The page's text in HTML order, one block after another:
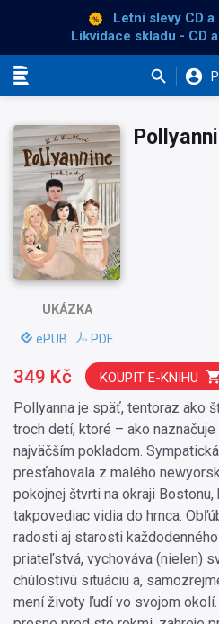
Letní slevy CD a
Likvidace skladu - CD
UKÁZKA
ePUB PDF
Pollyanna je späť, tentoraz ako
troch detí, ktoré – ako
najväčším pokladom.
presťahovala z malého
pokojnej štvrti na okraji
takpovediac vidia do hrnca.
radosti aj starosti
priateľstvá, vychováva (nielen)
chúlostivú situáciu a,
mení životy ľudí vo svojom okolí.
349 Kč KOUPIT E-KNIHU